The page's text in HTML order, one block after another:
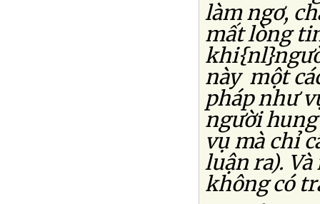
làm ngơ,
mất lòng
này một
pháp như
người
vụ mà chỉ
luận ra).
không có